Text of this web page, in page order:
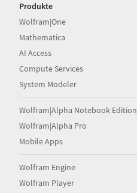
Produkte
Wolfram|One
Mathematica
AI Access
Compute Services
System Modeler
Wolfram|Alpha Notebook Edition
Wolfram|Alpha Pro
Mobile Apps
Wolfram Engine
Wolfram Player